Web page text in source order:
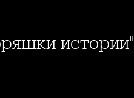
истории"